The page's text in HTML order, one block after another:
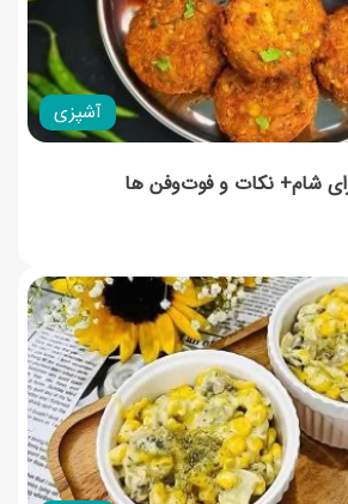
آشپزی
شام+ نکات و فوت‌وفن ها